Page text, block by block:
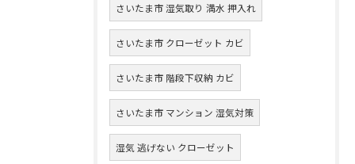
さいたま市 湿気取り 満水 押入れ
さいたま市 クローゼット カビ
さいたま市 階段下収納 カビ
さいたま市 マンション 湿気対策
湿気 逃げない クローゼット